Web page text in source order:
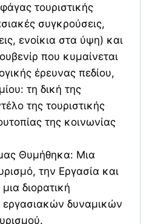
τουριστικής
συγκρούσεις,
ενοίκια στα ύψη) και
που κυμαίνεται
έρευνας πεδίου,
τη δική της
της τουριστικής
της κοινωνίας
Θυμήθηκα: Μια
την Εργασία και
διορατική
εργασιακών δυναμικών